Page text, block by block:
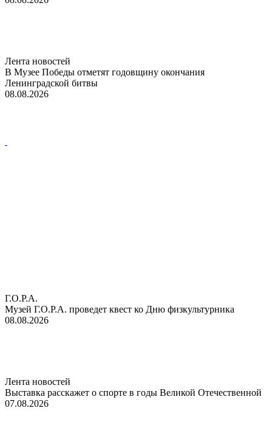
Лента новостей
В Музее Победы отметят годовщину окончания
Ленинградской битвы
08.08.2026
Г.О.Р.А.
Музей Г.О.Р.А. проведет квест ко Дню физкультурника
08.08.2026
Лента новостей
Выставка расскажет о спорте в годы Великой Отечественной
07.08.2026